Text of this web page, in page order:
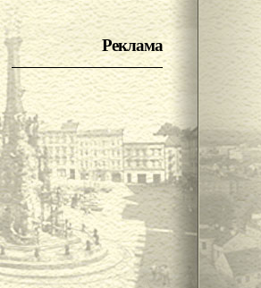
Реклама